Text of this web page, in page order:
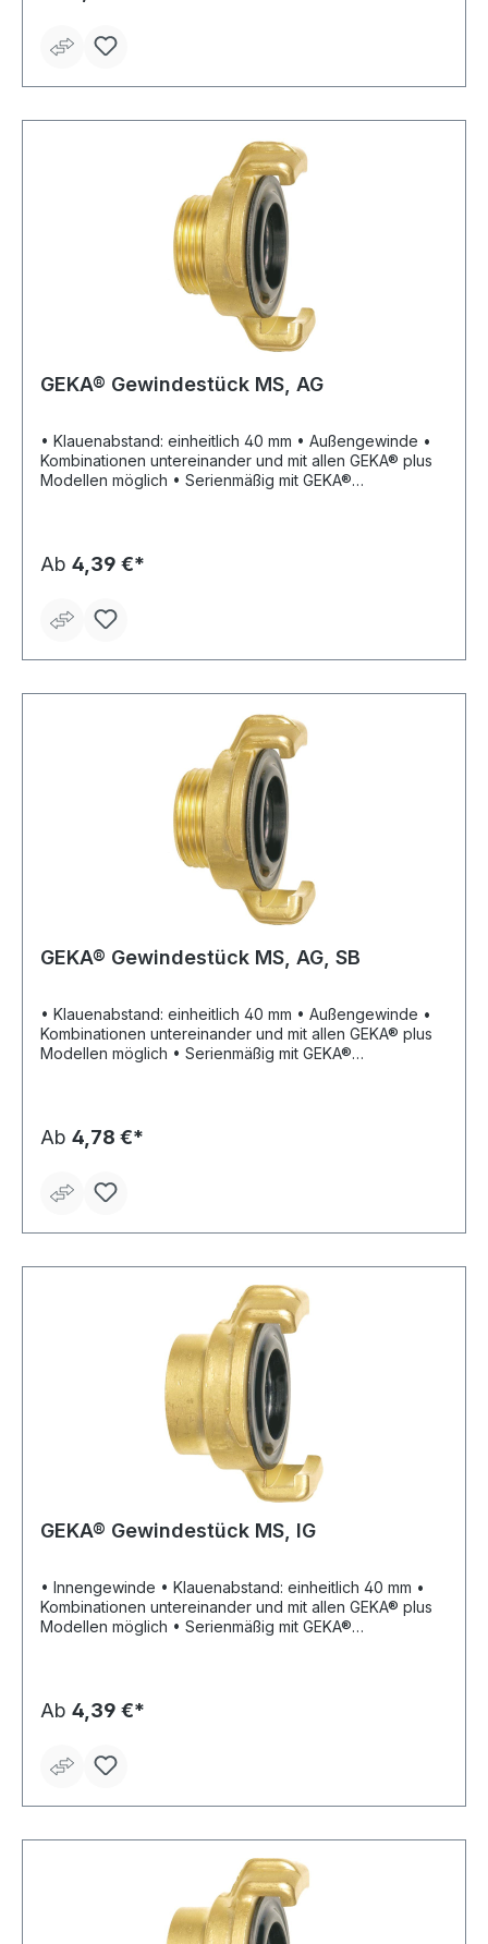
von –20 °C bis +100 °C
GEKA® Gewindestück MS, AG
• Klauenabstand: einheitlich 40 mm • Außengewinde •
Kombinationen untereinander und mit allen GEKA® plus
Modellen möglich • Serienmäßig mit GEKA®
Ab 4,39 €*
GEKA® Gewindestück MS, AG, SB
• Klauenabstand: einheitlich 40 mm • Außengewinde •
Kombinationen untereinander und mit allen GEKA® plus
Modellen möglich • Serienmäßig mit GEKA®
Lieferung: SB-verpackt
Ab 4,78 €*
GEKA® Gewindestück MS, IG
• Innengewinde • Klauenabstand: einheitlich 40 mm •
Kombinationen untereinander und mit allen GEKA® plus
Modellen möglich • Serienmäßig mit GEKA®
Ab 4,39 €*